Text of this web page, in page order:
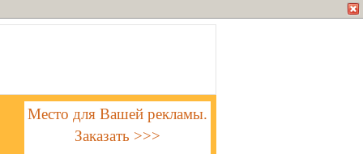
Место для Вашей рекламы.
Заказать >>>